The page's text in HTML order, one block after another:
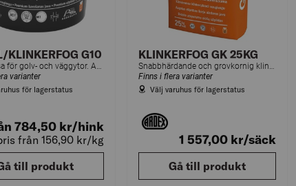
KLINKERFOG G10
Fogmassa för golv- och väggytor. Används för fogning av granitkeramik, stenplattor, glasplattor, natursten, betongplattor och mosaik. För inom- och utomhusbruk.
varianter
för lagerstatus
784,50 kr/hink
från 156,90 kr/kg
till produkt
KLINKERFOG GK 25KG
Snabbhärdande och grovkornig klinkerfog för breda fogar på väggar och golv.
Finns i flera varianter
Välj varuhus för lagerstatus
1 557,00 kr/säck
Gå till produkt